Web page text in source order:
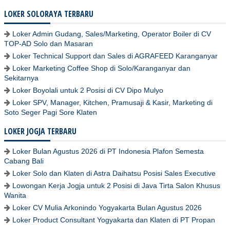
LOKER SOLORAYA TERBARU
Loker Admin Gudang, Sales/Marketing, Operator Boiler di CV
TOP-AD Solo dan Masaran
Loker Technical Support dan Sales di AGRAFEED Karanganyar
Loker Marketing Coffee Shop di Solo/Karanganyar dan
Sekitarnya
Loker Boyolali untuk 2 Posisi di CV Dipo Mulyo
Loker SPV, Manager, Kitchen, Pramusaji & Kasir, Marketing di
Soto Seger Pagi Sore Klaten
LOKER JOGJA TERBARU
Loker Bulan Agustus 2026 di PT Indonesia Plafon Semesta
Cabang Bali
Loker Solo dan Klaten di Astra Daihatsu Posisi Sales Executive
Lowongan Kerja Jogja untuk 2 Posisi di Java Tirta Salon Khusus
Wanita
Loker CV Mulia Arkonindo Yogyakarta Bulan Agustus 2026
Loker Product Consultant Yogyakarta dan Klaten di PT Propan